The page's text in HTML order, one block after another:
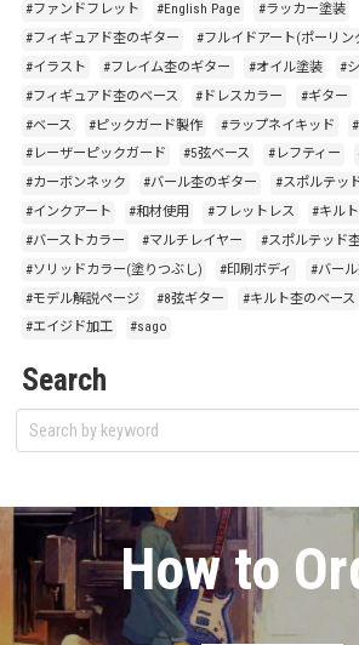
#ファンドフレット
#English Page #ラッカー塗装
#フィギュアド杢のギター
#フルイドアート(ポーリン
#イラスト
#フレイム杢のギター #オイル塗装
#
#フィギュアド杢のベース
#ドレスカラー #ギター
#ベース
#ピックガード製作 #ラップネイキッド
#レーザーピックガード
#5弦ベース #レフティー
#カーボンネック
#バール杢のギター
#スポルテッ
#インクアート
#和材使用 #フレットレス
#キル
#バーストカラー
#マルチレイヤー #スポルテッド
#ソリッドカラー(塗りつぶし)
#印刷ボディ #バー
#モデル解説ページ
#8弦ギター #キルト杢のベース
#エイジド加工
#sago
Search
How to